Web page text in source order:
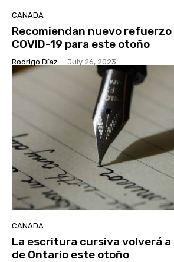
CANADA
Recomiendan nuevo
COVID-19 para este otoño
Rodrigo Díaz - July 26, 2023
CANADA
La escritura cursiva volverá a
de Ontario este otoño